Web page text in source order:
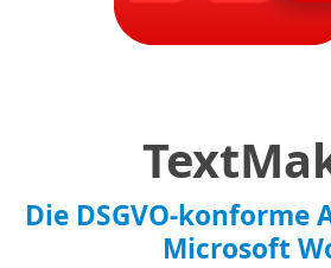
Die DSGVO-konforme
Microsoft